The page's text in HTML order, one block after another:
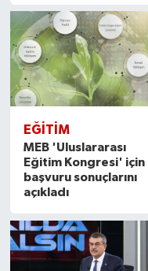
EĞITIM
MEB 'Uluslararası
Eğitim Kongresi' için
başvuru sonuçlarını
açıkladı